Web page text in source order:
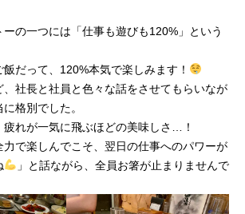
の一つには「仕事も遊びも120%」という
だって、120%本気で楽しみます！
社長と社員と色々な話をさせてもらいなが
格別でした。
れが一気に飛ぶほどの美味しさ…！
力で楽しんでこそ、翌日の仕事へのパワーが
」と話ながら、全員お箸が止まりませんで